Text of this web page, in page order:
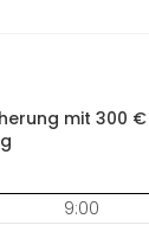
mit 300 €
9:00